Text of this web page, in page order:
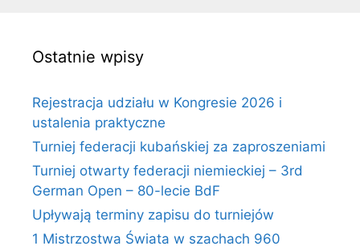
Ostatnie wpisy
Rejestracja udziału w Kongresie 2026 i
ustalenia praktyczne
Turniej federacji kubańskiej za zaproszeniami
Turniej otwarty federacji niemieckiej – 3rd
German Open – 80-lecie BdF
Upływają terminy zapisu do turniejów
1 Mistrzostwa Świata w szachach 960